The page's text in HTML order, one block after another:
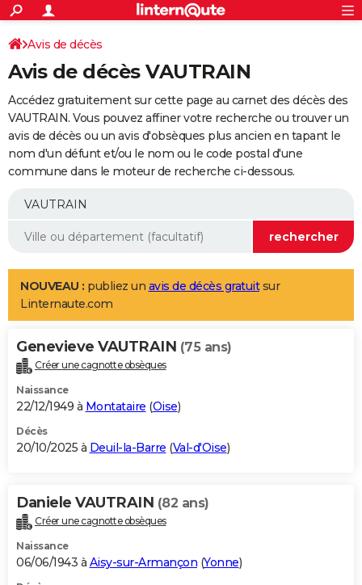
ACTUALITÉS
Politique
Société
Faits Divers
Education
Monde
Villes
+
SPORT
Coupe du monde 2026
Football
Tennis
Cyclisme
Rugby
Forum
Programme TV
TNT
Streaming
Cinéma
Sorties cinéma
Musique
+
FINANCE
Retraite
Epargne
Immobilier
Risques naturels par ville
Banque
Assurance
AUTO
Essais
Réserver un essai
Citadines
Berlines
SUV
Forum auto
+
Mobiles
Meilleur smartphone
Internet
Ordinateurs
Jeux vidéo
Guide high-tech
Aménagement intérieur
LIFESTYLE
Art de vivre
Bien-être
Loisirs
Mode
Modes de vie
Alimentation
Guide de la santé
Maladies
Médicaments
Sommeil
VOYAGE
Destinations
City break
Voyage nature
Voyage de noces
Forum
Climat
+PHOTO
GUIDES D'ACHAT
BONS PLANS
Carte de Noël
Carte Bonne année
Carte Saint-Valentin
Carte Pâques
Carte d'anniversaire
DICTIONNAIRE
Dictionnaire
Biographies
Citations
Expressions
Proverbes
PROGRAMME TV
Avis de décès
Avis de décès VAUTRAIN
Accédez gratuitement sur cette page au carnet des décès des
VAUTRAIN. Vous pouvez affiner votre recherche ou trouver un
avis de décès ou un avis d'obsèques plus ancien en tapant le
nom d'un défunt et/ou le nom ou le code postal d'une
commune dans le moteur de recherche ci-dessous.
NOUVEAU : publiez un avis de décès gratuitsur
Linternaute.com
Genevieve VAUTRAIN (75 ans)
Créer une cagnotte obsèques
Naissance
22/12/1949 à Montataire (Oise)
Décès
20/10/2025 à Deuil-la-Barre (Val-d'Oise)
Daniele VAUTRAIN (82 ans)
Créer une cagnotte obsèques
Naissance
06/06/1943 à Aisy-sur-Armançon (Yonne)